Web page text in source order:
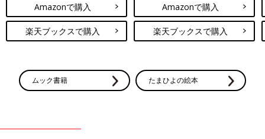
出典：Instagramアカウント「yonin.mama49」
勢ぞろいで、サンリオファンにとっては、たまらないアイテムで
Amazonで購入
楽天ブックスで購入
Amazonで購入
楽天ブックスで購入
ムック書籍 たまひよの絵本